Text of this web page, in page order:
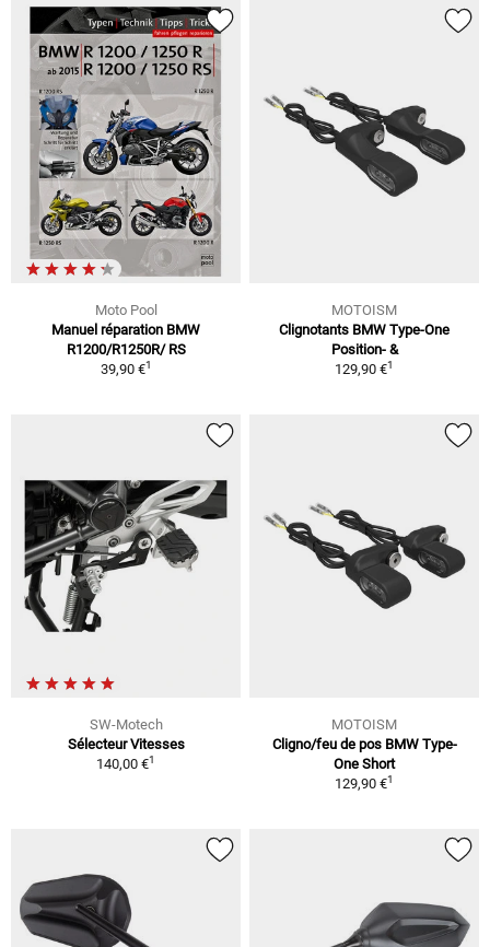
Moto Pool
Manuel réparation BMW
R1200/R1250R/ RS
39,90 €1
MOTOISM
Clignotants BMW Type-One
Position- &
129,90 €1
SW-Motech
Sélecteur Vitesses
140,00 €1
MOTOISM
Cligno/feu de pos BMW Type-
One Short
129,90 €1